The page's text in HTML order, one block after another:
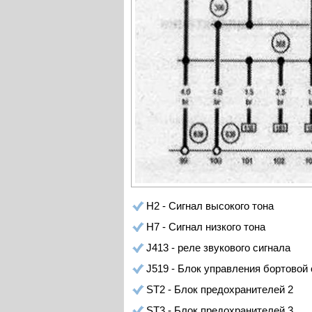
Н2 - Сигнал высокого тона
Н7 - Сигнал низкого тона
J413 - реле звукового сигнала
J519 - Блок управления бортовой
ST2 - Блок предохранителей 2